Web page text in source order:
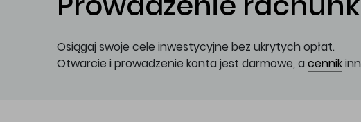
Osiągaj swoje cele inwestycyjne bez ukrytych opłat.
Otwarcie i prowadzenie konta jest darmowe, a cennik